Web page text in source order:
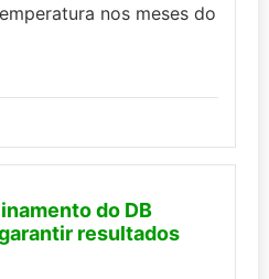
nos meses do
do DB
resultados